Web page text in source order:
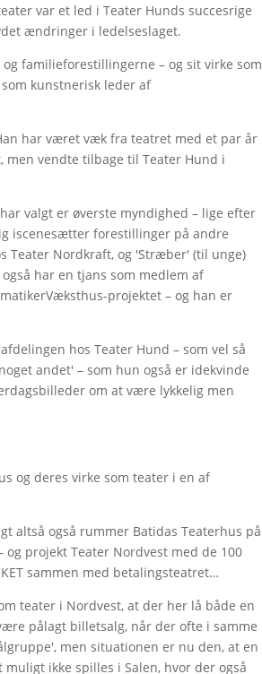
var et led i Teater Hunds succesrige
ændringer i ledelseslaget.
familieforestillingerne – og sit virke som
kunstnerisk leder af
har været væk fra teatret med et par år
vendte tilbage til Teater Hund i
valgt er øverste myndighed – lige efter
iscenesætter forestillinger på andre
Teater Nordkraft, og 'Stræber' (til unge)
har en tjans som medlem af
projektet – og han er
hos Teater Hund – som vel så
andet' – som hun også er idekvinde
om at være lykkelig men
og deres virke som teater i en af
altså også rummer Batidas Teaterhus på
projekt Teater Nordvest med de 100
sammen med betalingsteatret…
teater i Nordvest, at der her lå både en
pålagt billetsalg, når der ofte i samme
men situationen er nu den, at en
ikke spilles i Salen, hvor der også